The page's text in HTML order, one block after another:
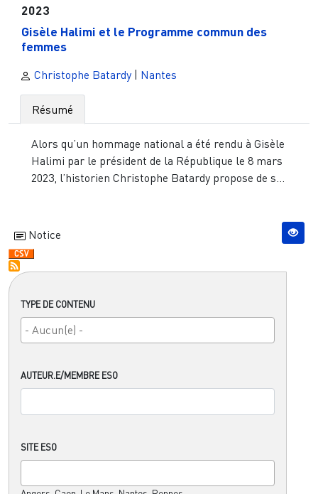
TYPE DE CONTENU
AUTEUR.E/MEMBRE ESO
SITE ESO
2023
Gisèle Halimi et le Programme commun des
femmes
Christophe Batardy | Nantes
Résumé
Alors qu’un hommage national a été rendu à Gisèle
Halimi par le président de la République le 8 mars
2023, l’historien Christophe Batardy propose de s...
Notice